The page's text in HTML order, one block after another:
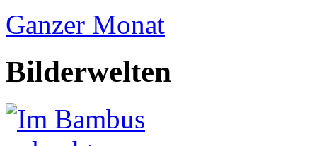
Ganzer Monat
Bilderwelten